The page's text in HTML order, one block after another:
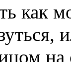
как
на